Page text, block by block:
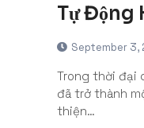
Tự Động
September 3,
Trong thời đại
đã trở thành
thiện…